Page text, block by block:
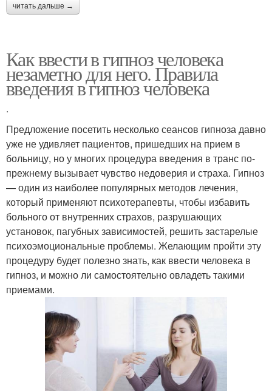
читать дальше →
Как ввести в гипноз человека
незаметно для него. Правила
введения в гипноз человека
.
Предложение посетить несколько сеансов гипноза давно
уже не удивляет пациентов, пришедших на прием в
больницу, но у многих процедура введения в транс по-
прежнему вызывает чувство недоверия и страха. Гипноз
— один из наиболее популярных методов лечения,
который применяют психотерапевты, чтобы избавить
больного от внутренних страхов, разрушающих
установок, пагубных зависимостей, решить застарелые
психоэмоциональные проблемы. Желающим пройти эту
процедуру будет полезно знать, как ввести человека в
гипноз, и можно ли самостоятельно овладеть такими
приемами.